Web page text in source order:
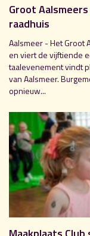
Groot
raadhuis
Aalsmeer - Het Groot
en viert de vijftiende
taalevenement vindt
van Aalsmeer.
opnieuw...